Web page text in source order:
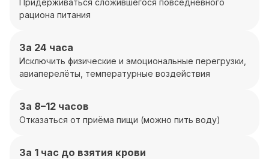
рациона питания
За 24 часа
Исключить физические и эмоциональные перегрузки,
авиаперелёты, температурные воздействия
За 8–12 часов
Отказаться от приёма пищи (можно пить воду)
За 1 час до взятия крови